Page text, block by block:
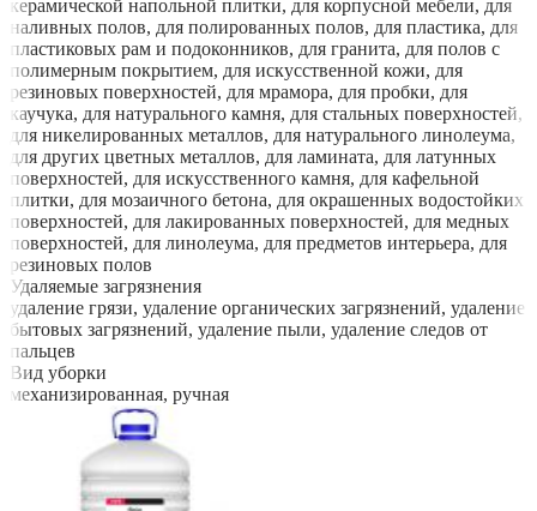
керамической напольной плитки, для корпусной мебели, для
наливных полов, для полированных полов, для пластика, для
пластиковых рам и подоконников, для гранита, для полов с
полимерным покрытием, для искусственной кожи, для
резиновых поверхностей, для мрамора, для пробки, для
каучука, для натурального камня, для стальных поверхностей,
для никелированных металлов, для натурального линолеума,
для других цветных металлов, для ламината, для латунных
поверхностей, для искусственного камня, для кафельной
плитки, для мозаичного бетона, для окрашенных водостойких
поверхностей, для лакированных поверхностей, для медных
поверхностей, для линолеума, для предметов интерьера, для
резиновых полов
Удаляемые загрязнения
удаление грязи, удаление органических загрязнений, удаление
бытовых загрязнений, удаление пыли, удаление следов от
пальцев
Вид уборки
механизированная, ручная